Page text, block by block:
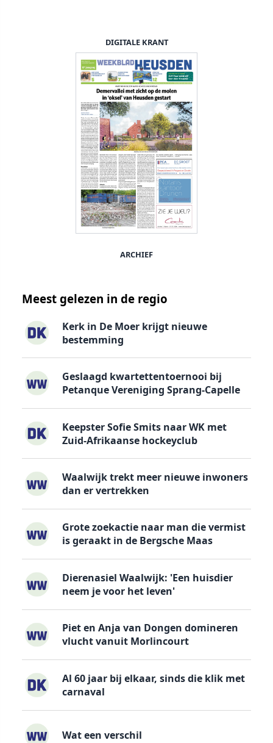
DIGITALE KRANT
ARCHIEF
Meest gelezen in de regio
Kerk in De Moer krijgt nieuwe
bestemming
Geslaagd kwartettentoernooi bij
Petanque Vereniging Sprang-Capelle
Keepster Sofie Smits naar WK met
Zuid-Afrikaanse hockeyclub
Waalwijk trekt meer nieuwe inwoners
dan er vertrekken
Grote zoekactie naar man die vermist
is geraakt in de Bergsche Maas
Dierenasiel Waalwijk: 'Een huisdier
neem je voor het leven'
Piet en Anja van Dongen domineren
vlucht vanuit Morlincourt
Al 60 jaar bij elkaar, sinds die klik met
carnaval
Wat een verschil